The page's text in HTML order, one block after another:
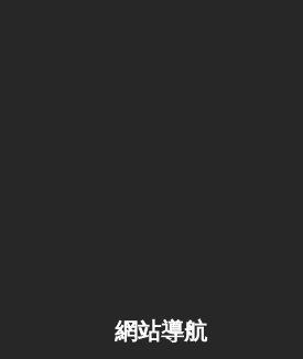
網站導航